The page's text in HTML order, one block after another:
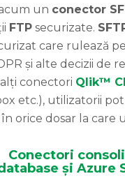
un conector
FTP securizate.
care rulează
și alte decizii
conectori Qlik™
etc.), utilizatorii
orice dosar la care
Conectori
și Azure